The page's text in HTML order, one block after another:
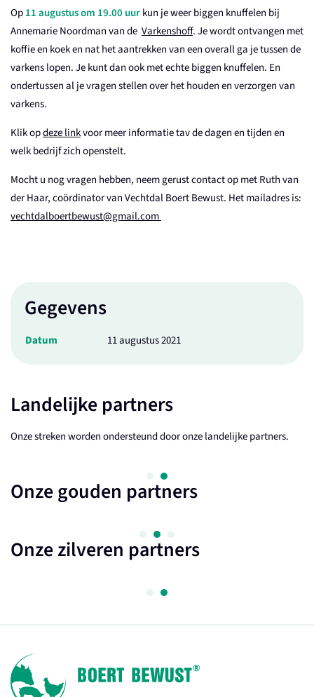
Op11 augustus om 19.00 uurkun je weer biggen knuffelen bij
Annemarie Noordman van de Varkenshoff. Je wordt ontvangen met
koffie en koek en nat het aantrekken van een overall ga je tussen de
varkens lopen. Je kunt dan ook met echte biggen knuffelen. En
ondertussen al je vragen stellen over het houden en verzorgen van
varkens.
Klik opdeze linkvoor meer informatie tav de dagen en tijden en
welk bedrijf zich openstelt.
Mocht u nog vragen hebben, neem gerust contact op met Ruth van
der Haar, coördinator van Vechtdal Boert Bewust. Het mailadres is:
vechtdalboertbewust@gmail.com
Gegevens
Datum 11 augustus 2021
Landelijke partners
Onze streken worden ondersteund door onze landelijke partners.
Onze gouden partners
Onze zilveren partners